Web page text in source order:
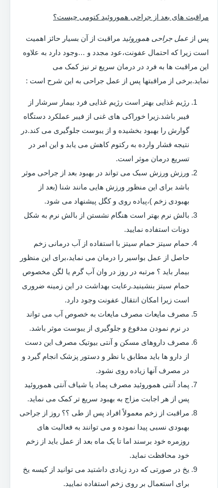
مراقبت های بعد از جراحی هموروئید کتومی چیست؟
پس از عمل جراحی هموروئید مراقبت از آن بسیار حائز اهمیت
است زیرا که احتمال عفونت،عود مجدد و …وجود دارد به علاوه
این مراقبت ها به فرد در درمان سریع تر نیز کمک می
نماید.برخی از مراقبتها پس از عمل جراحی به این شرح است :
رژیم غذایی بهتر است رژیم غذایی فرد بیمار سرشار از
فیبر باشد.زیرا خوراکی های غنی از فیبر عملکرد دستگاه
گوارش را بهبود بخشیده و از یبوست جلوگیری می کند.در
نتیجه فشار وارده به رکتوم کاهش می یابد و این امر در
تسریع درمان موثر است.
ورزش ورزش سبک می تواند در بهبود بعد از جراحی موثر
باشد برای این منظور ورزش هایی مانند شنا (بعد از
بهبودی زخم )،پیاده روی و کگل پیشنهاد می شود.
بالش نرم بهتر است هنگام نشستن از بالش نرم به شکل
دونات استفاده نمایید.
حمام سیتز حمام سیتز با استفاده از آب درمانی زخم
حاصل از عمل بواسیر را درمان می نماید،برای این منظور
بیمار باید ؟ مرتبه در روز در وان آب گرم یا لگن مخصوص
حمام سیتز بنشینید.رعایت بهداشت در این زمینه ضروری
است زیرا امکان انتقال عفونت وجود دارد.
مصرف مایعات مصرف مایعات به خصوص آب می تواند
در نرم نمودن مدفوع و جلوگیری از یبوست موثر باشد.
مصرف داروهای مسکن و آنتی بیوتیک مصرف این دست
از دارو ها باید مطابق با نظر و دستور پزشک انجام گیرد و
در مصرف آنها زیاده روی نشود.
پماد آنتی هموروئید مصرف پماد یا شیاف آنتی هموروئید
پس از هر اجابت مزاج به بهبود سریع تر کمک می نماید.
مراقبت از زخم معمولاً افراد پس از طی ؟؟ روز از جراحی
بهبودی نسبی پیدا نموده و می توانند به فعالیت های
روزمره خود برسند اما تا یک ماه بعد از عمل باید از زخم
خود محافظت نماید.
یخ در صورتی که درد زیادی داشتید می توانید از کیسه یخ
برای استعمال بر روی زخم استفاده نمایید.